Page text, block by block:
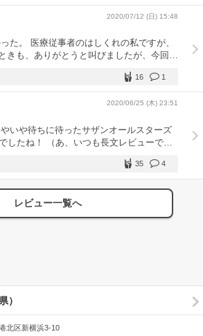
たが、インパクトはサザンだというのはこ
で、やはりサザンなんでしょうね。 しか
やりました。曲は膨大ですからやりよう
が、何と言っても配信です。選曲は「無
です。ラララのおじさんLIVEあたりが参
に受ける内容でした。アタマの3曲が今
まれた、焼き直された、素晴らしき無難で
ジ、歌詞まで。桑田さん細かいなぁ、と。
ラオケで20曲歌って、テンションどう上
ですって、やはり反応がないと。でも、
ーナの。この器選んで、やりづらいはず
ねぇ。経験値が違うと思いました。 で
でも、桑田さんのファンで良かったなと痛
は、天井桟敷の怪人→愛と欲望の日々の部
ンサーも良かったなぁ。あとみんなのう
わらず泣けますね。なんでしょ、あれは。
もんですよ。最近長いLIVEに慣れてしま
2020/07/12 (日) 15:48
た。 医療従事者のはしくれの私ですが、
きも、ありがとうと叫びましたが、今回も
も思いましたが長男がテレビで見れるよう
ロードもうもう
とうでした。 でも今度はアリーーーナいくぜー
1
16
2020/06/25 (木) 23:51
いや待ちに待ったサザンオールスターズ
したね！ （あ、いつも長文レビューでお
がとうございます！周りにディープな話で
さん、公演前の影ナレで
頭の上に乗せてましたか？（笑）食事をし
笑）お酒を飲みながらノリノリになれまし
なるの難点ですね（笑）） 私のレビ
場にもライティングが灯されて思わず歓声
して過去に何度も”ツカミ3点盛”のトリを
曲はセットリスト冒頭の”ツカミ3点盛”や畳
ることが多かったのですが、まさかここで
4
35
レビュー一覧へ
）
北区新横浜3-10